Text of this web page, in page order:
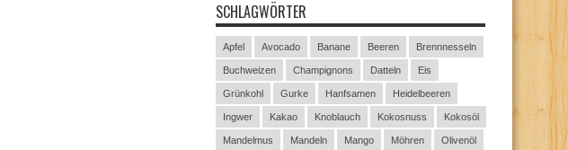
SCHLAGWÖRTER
Apfel Avocado Banane Beeren Brennnesseln
Buchweizen Champignons Datteln Eis
Grünkohl Gurke Hanfsamen Heidelbeeren
Ingwer Kakao Knoblauch Kokosnuss Kokosöl
Mandelmus Mandeln Mango Möhren Olivenöl